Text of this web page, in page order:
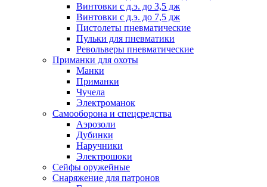
Винтовки с д.э. до 3,5 дж
Винтовки с д.э. до 7,5 дж
Пистолеты пневматические
Пульки для пневматики
Револьверы пневматические
Приманки для охоты
Манки
Приманки
Чучела
Электроманок
Самооборона и спецсредства
Аэрозоли
Дубинки
Наручники
Электрошоки
Сейфы оружейные
Снаряжение для патронов